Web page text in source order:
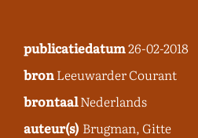
publicatiedatum26-02-2018
bronLeeuwarder Courant
brontaalNederlands
auteur(s) Brugman, Gitte